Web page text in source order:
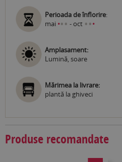
Perioada de înflorire:
mai ••• - oct •••
Amplasament:
Lumină, soare
Mărimea la livrare:
plantă la ghiveci
Produse recomandate